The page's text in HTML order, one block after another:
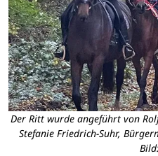
Der Ritt wurde angeführt von
Stefanie Friedrich-Suhr,